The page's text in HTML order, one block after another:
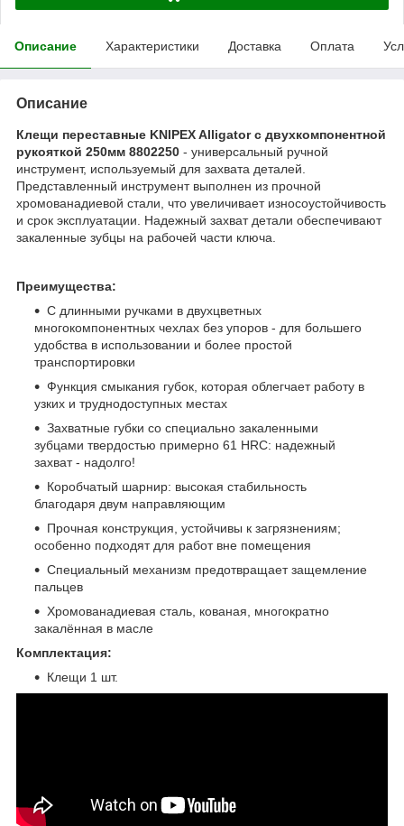
Описание Характеристики Доставка Оплата
Описание
Клещи переставные KNIPEX Alligator с двухкомпонентной
рукояткой 250мм 8802250 - универсальный ручной
инструмент, используемый для захвата деталей.
Представленный инструмент выполнен из прочной
хромованадиевой стали, что увеличивает износоустойчивость
и срок эксплуатации. Надежный захват детали обеспечивают
закаленные зубцы на рабочей части ключа.
Преимущества:
С длинными ручками в двухцветных
многокомпонентных чехлах без упоров - для большего
удобства в использовании и более простой
транспортировки
Функция смыкания губок, которая облегчает работу в
узких и труднодоступных местах
Захватные губки со специально закаленными
зубцами твердостью примерно 61 HRC: надежный
захват - надолго!
Коробчатый шарнир: высокая стабильность
благодаря двум направляющим
Прочная конструкция, устойчивы к загрязнениям;
особенно подходят для работ вне помещения
Специальный механизм предотвращает защемление
пальцев
Хромованадиевая сталь, кованая, многократно
закалённая в масле
Комплектация:
Клещи 1 шт.